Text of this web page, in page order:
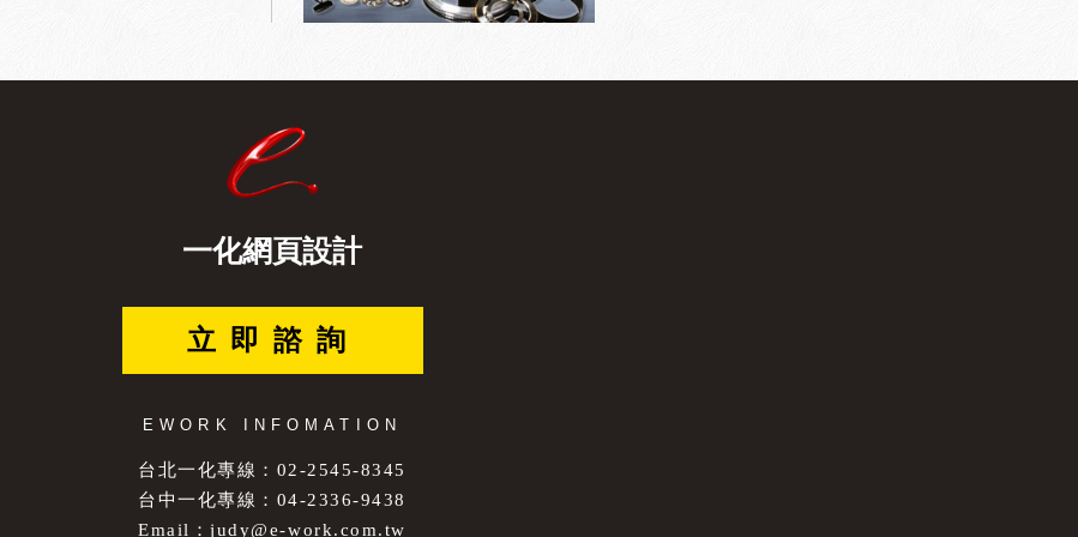
一化網頁設計
立即諮詢
EWORK INFOMATION
台北一化專線：02-2545-8345
台中一化專線：04-2336-9438
Email：judy@e-work.com.tw